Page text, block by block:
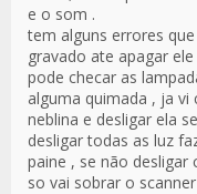
e o som .
tem alguns errores
gravado ate apagar ele
pode checar as
alguma quimada , ja vi
neblina e desligar ela
desligar todas as luz
paine , se não
so vai sobrar o